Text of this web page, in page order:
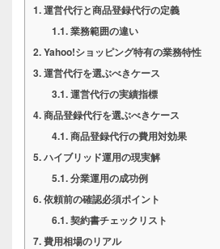
運営代行と商品登録代行の定義
業務範囲の違い
Yahoo!ショッピング特有の業務特性
運営代行を選ぶべきケース
運営代行の実績指標
商品登録代行を選ぶべきケース
商品登録代行の費用対効果
ハイブリッド運用の現実解
分業運用の成功例
依頼前の確認必須ポイント
契約書チェックリスト
費用相場のリアル